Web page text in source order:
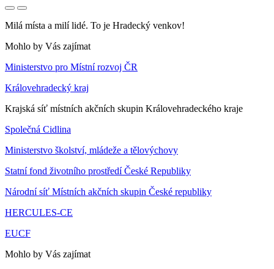
Milá místa a milí lidé. To je Hradecký venkov!
Mohlo by Vás zajímat
Ministerstvo pro Místní rozvoj ČR
Královehradecký kraj
Krajská síť místních akčních skupin Královehradeckého kraje
Společná Cidlina
Ministerstvo školství, mládeže a tělovýchovy
Statní fond životního prostředí České Republiky
Národní síť Místních akčních skupin České republiky
HERCULES-CE
EUCF
Mohlo by Vás zajímat